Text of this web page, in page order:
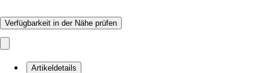
Verfügbarkeit in der Nähe prüfen
Artikeldetails